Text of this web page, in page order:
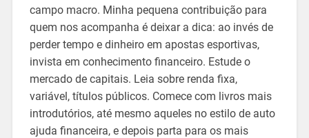
campo macro. Minha pequena contribuição para
quem nos acompanha é deixar a dica: ao invés de
perder tempo e dinheiro em apostas esportivas,
invista em conhecimento financeiro. Estude o
mercado de capitais. Leia sobre renda fixa,
variável, títulos públicos. Comece com livros mais
introdutórios, até mesmo aqueles no estilo de auto
ajuda financeira, e depois parta para os mais